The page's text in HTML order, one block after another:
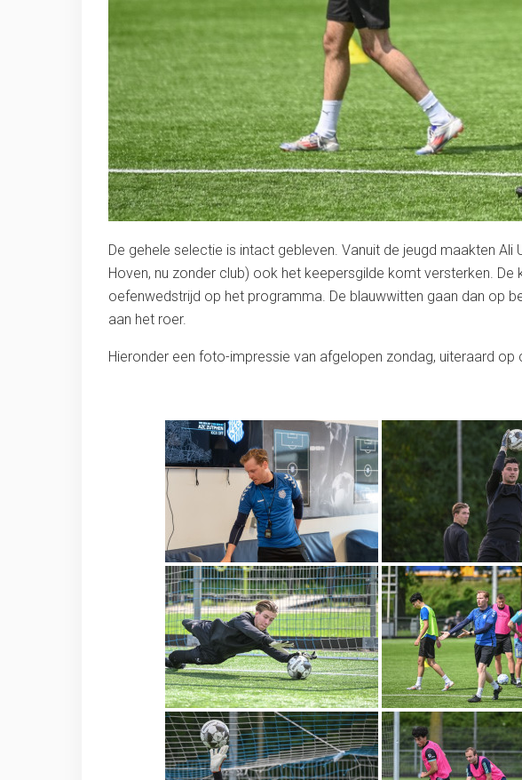
De gehele selectie is intact gebleven. Vanuit de jeugd maakten
Hoven, nu zonder club) ook het keepersgilde komt versterken.
oefenwedstrijd op het programma. De blauwwitten gaan dan op
aan het roer.
Hieronder een foto-impressie van afgelopen zondag, uiteraard